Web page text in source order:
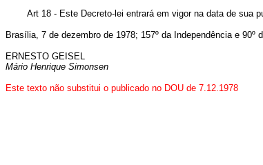
Art 18 - Este Decreto-lei entrará em vigor na data de sua
Brasília, 7 de dezembro de 1978; 157º da Independência e 90º
ERNESTO GEISEL
Mário Henrique Simonsen
Este texto não substitui o publicado no DOU de 7.12.1978